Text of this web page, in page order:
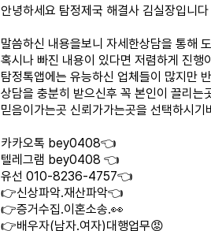
안녕하세요 탐정제국 해결사 김실장입니다
말씀하신 내용을보니 자세한상담을 통해
혹시나 빠진 내용이 있다면 저렴하게 진행
탐정톡앱에는 유능하신 업체들이 많지만
상담을 충분히 받으신후 꼭 본인이 끌리는
믿음이가는곳 신뢰가가는곳을 선택하시기
카카오톡 bey0408👈
텔레그램 bey0408 👈
유선 010-8236-4757👈
👉신상파악.재산파악👈
👉증거수집.이혼소송.👀
👉배우자(남자.여자)대행업무😡